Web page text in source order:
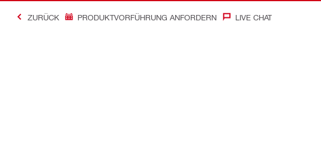
ZURÜCK PRODUKTVORFÜHRUNG ANFORDERN LIVE CHAT